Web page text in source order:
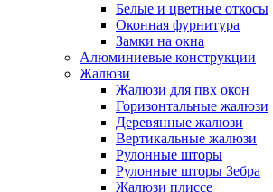
Белые и цветные откосы
Оконная фурнитура
Замки на окна
Алюминиевые конструкции
Жалюзи
Жалюзи для пвх окон
Горизонтальные жалюзи
Деревянные жалюзи
Вертикальные жалюзи
Рулонные шторы
Рулонные шторы Зебра
Жалюзи плиссе